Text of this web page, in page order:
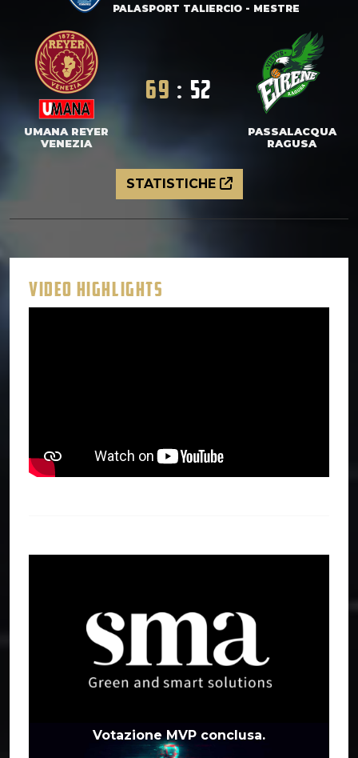
PALASPORT TALIERCIO - MESTRE
UMANA REYER
VENEZIA
69 : 52
PASSALACQUA
RAGUSA
STATISTICHE
VIDEO HIGHLIGHTS
Votazione MVP conclusa.